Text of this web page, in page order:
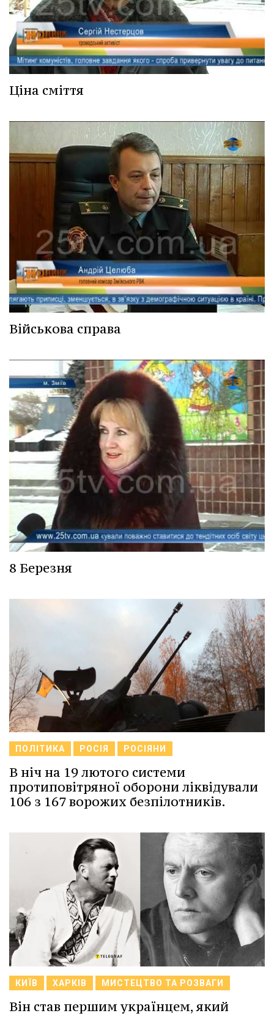
Ціна сміття
Військова справа
8 Березня
ПОЛІТИКА РОСІЯ РОСІЯНИ
В ніч на 19 лютого системи
протиповітряної оборони ліквідували
106 з 167 ворожих безпілотників.
КИЇВ ХАРКІВ МИСТЕЦТВО ТА РОЗВАГИ
Він став першим українцем, який